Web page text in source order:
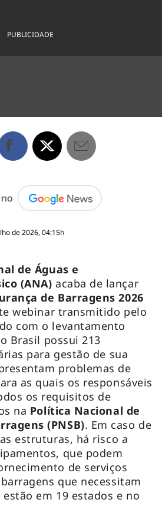
PUBLICIDADE
de 2026, 04:15h
de Águas e
(ANA) acaba de lançar
de Barragens 2026
webinar transmitido pelo
com o levantamento
Brasil possui 213
para gestão de sua
problemas de
as quais os responsáveis
os requisitos de
na Política Nacional de
(PNSB). Em caso de
estruturas, há risco a
que podem
de serviços
que necessitam
em 19 estados e no